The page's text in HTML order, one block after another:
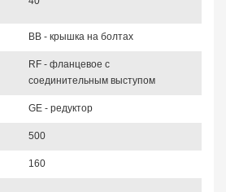
BB - крышка на болтах
RF - фланцевое с
соединительным выступом
GE - редуктор
500
160